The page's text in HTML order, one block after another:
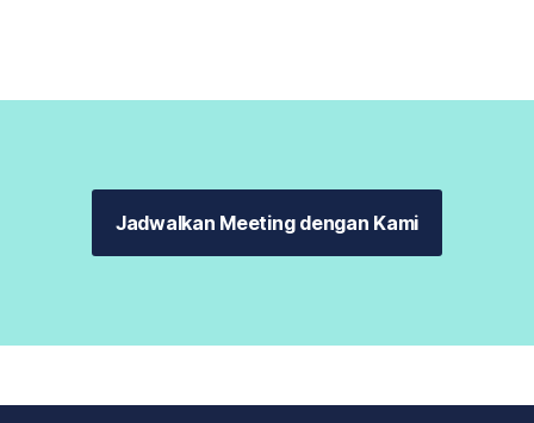
Jadwalkan Meeting dengan Kami